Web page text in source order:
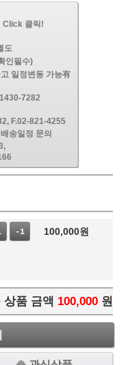
Click 클릭!
도
인필수)
일정변동 가능有
7282
F.02-821-4255
송일정 문의
-1 100,000원
상품 금액 100,000 원